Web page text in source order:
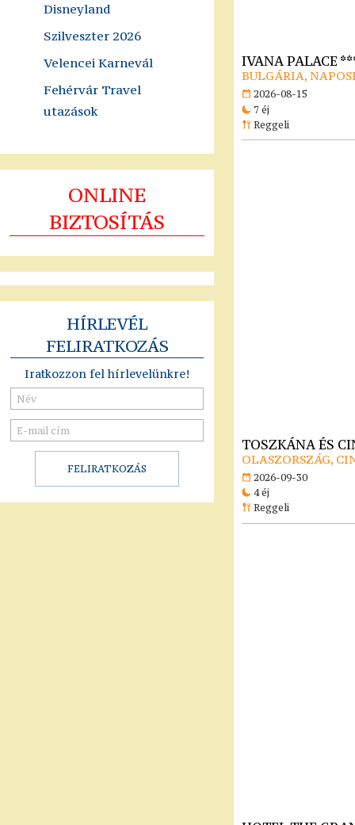
Disneyland
Szilveszter 2026
Velencei Karnevál
Fehérvár Travel
utazások
ONLINE
BIZTOSÍTÁS
HÍRLEVÉL
FELIRATKOZÁS
Iratkozzon fel hírlevelünkre!
IVANA PALACE
BULGÁRIA,
2026-08-15
7 éj
Reggeli
TOSZKÁNA ÉS
OLASZORSZÁG,
2026-09-30
4 éj
Reggeli